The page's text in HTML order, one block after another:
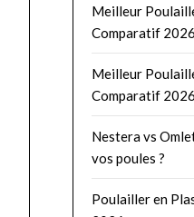
Meilleur
Comparatif 2026
Meilleur
Comparatif 2026
Nestera vs
vos poules ?
Poulailler en